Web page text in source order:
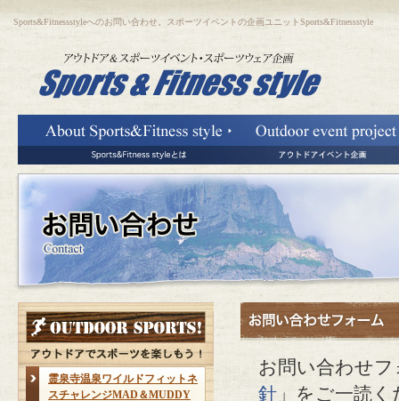
Sports&Fitnessstyleへのお問い合わせ。スポーツイベントの企画ユニットSports&Fitnessstyle
霊泉寺温泉ワイルドフィットネ
スチャレンジMAD＆MUDDY
お問い合わせ
針 」をご一読